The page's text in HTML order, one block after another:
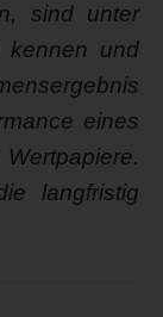
sind unter
kennen und
eines
langfristig